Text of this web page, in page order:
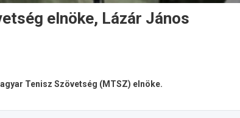
elnöke, Lázár János
Tenisz Szövetség (MTSZ) elnöke.